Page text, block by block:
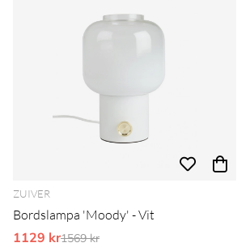
ZUIVER
Bordslampa 'Moody' - Vit
1129 krOrdinarie pris:
1569 kr